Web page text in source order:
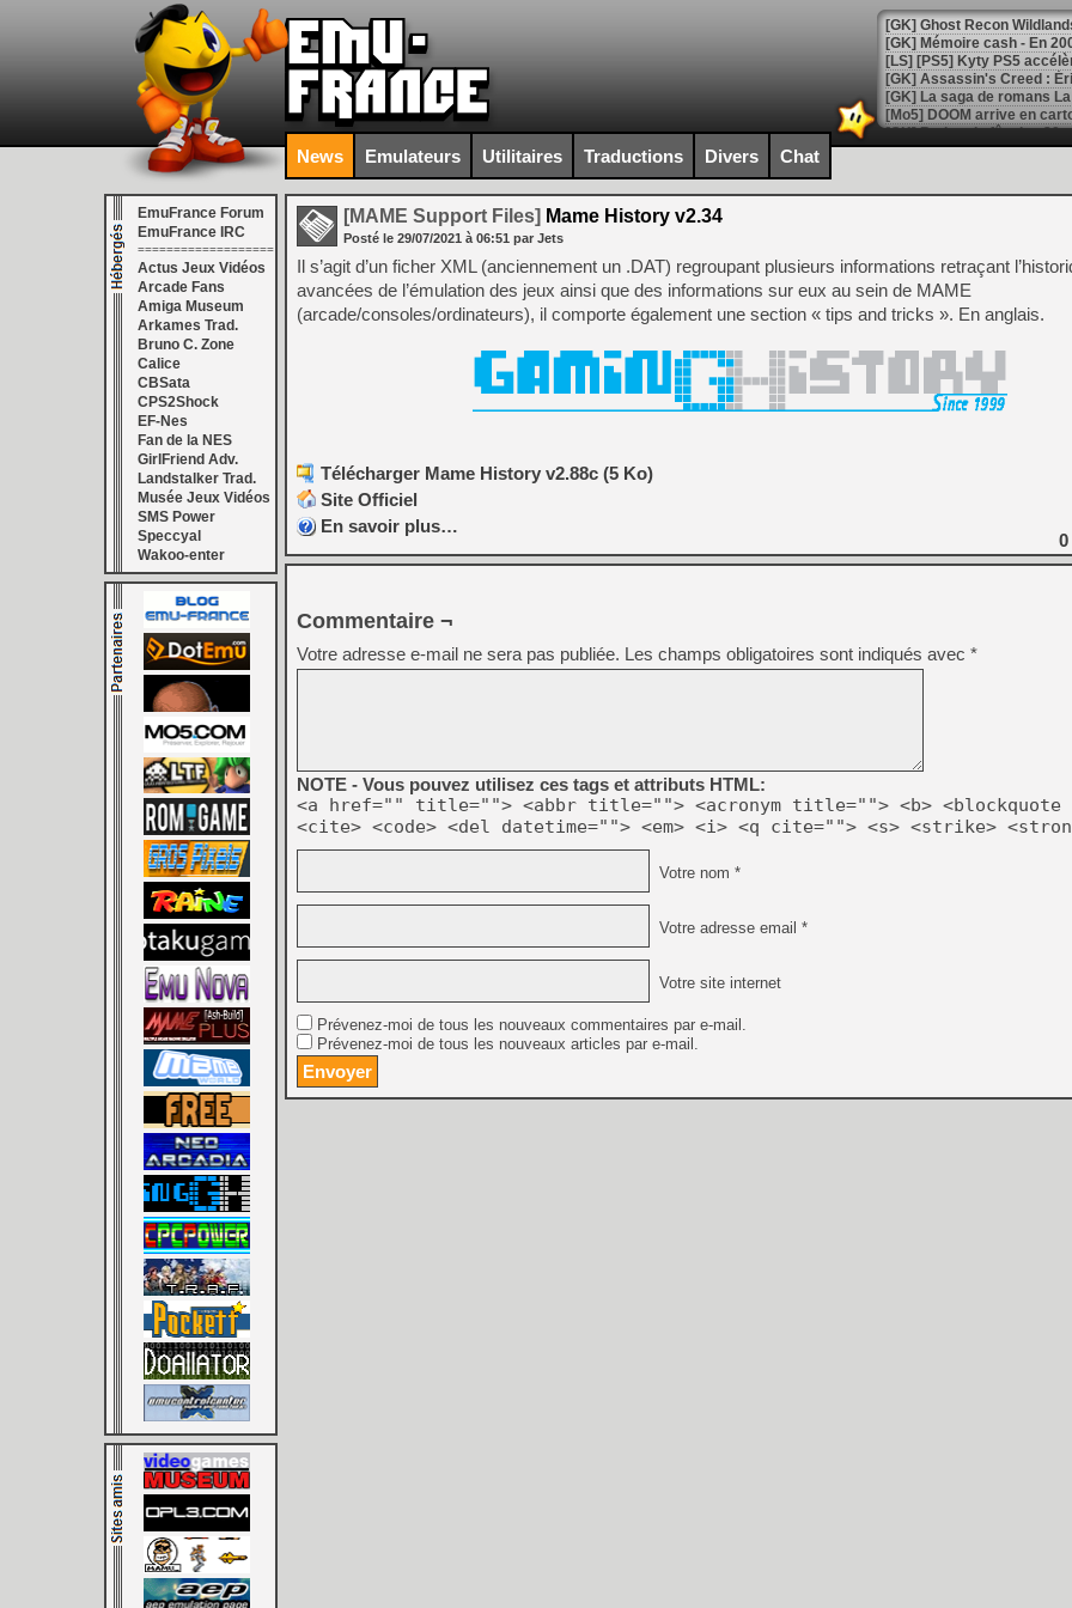
[Mo5] DOOM arrive en
[GK] Bethesda fête les 30
[GK] Roblox : l'action en
[GK] Agenda - GeForce
[LS] [PS5] ps5-y2jb-
[GK] Pourquoi Marvel
[GK] Test : Restory : Chill
[GK] GTA 6 : Rockstar
[GK] Hot Wheels Infinite
[GK] Mémoire cash -
[GK] Résultats Nintendo :
[GK] Déjà des
[Mo5] Brickboy cherche à
[GK] Minecraft et ses «
[GK] Beast of
[GK] Ubisoft : fin de partie
[GK] Mémoire cash -
[GK] Dan Houser (GTA)
[GK] Comment EA Sports
[GK] Crimson Moon : un
[GK] Isle of Reveries : le
[GK] Moonlighter 2 : The
[GK] Capcom relance
[Mo5] Deux inédits du
[GK] Le beat'em up The
[GK] Endless Legend 2 :
[LS] [PS5] Le WebKit
News Emulateurs Utilitaires Traductions Divers Chat
EmuFrance Forum
EmuFrance IRC
===================
Actus Jeux Vidéos
Arcade Fans
Amiga Museum
Arkames Trad.
Bruno C. Zone
Calice
CBSata
CPS2Shock
EF-Nes
Fan de la NES
GirlFriend Adv.
Landstalker Trad.
Musée Jeux Vidéos
SMS Power
Speccyal
Wakoo-enter
[MAME Support Files] Mame History v2.34
Posté le 29/07/2021 à 06:51 par Jets
Il s’agit d’un ficher XML (anciennement un .DAT) regroupant plusieurs informations retraçant
avancées de l’émulation des jeux ainsi que des informations sur eux au sein de MAME
(arcade/consoles/ordinateurs), il comporte également une section « tips and tricks ». En anglais.
Télécharger Mame History v2.88c (5 Ko)
Site Officiel
En savoir plus…
0
Commentaire ¬
Votre adresse e-mail ne sera pas publiée. Les champs obligatoires sont indiqués avec *
NOTE - Vous pouvez utilisez ces tags et attributs HTML:
<a href="" title=""> <abbr title=""> <acronym title=""> <b> <blockquote
<cite> <code> <del datetime=""> <em> <i> <q cite=""> <s> <strike>
Votre nom *
Votre adresse email *
Votre site internet
Prévenez-moi de tous les nouveaux commentaires par e-mail.
Prévenez-moi de tous les nouveaux articles par e-mail.